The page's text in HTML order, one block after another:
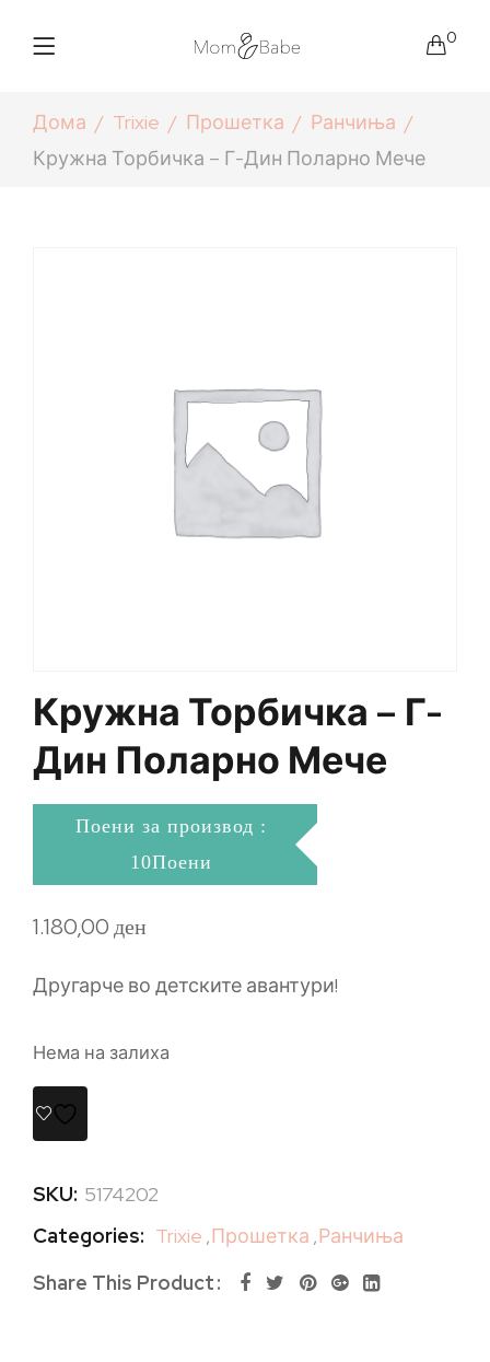
0
Дома Trixie Прошетка
Ранчиња
Кружна Торбичка – Г-Дин Поларно Мече
Кружна Торбичка – Г-
Дин Поларно Мече
Поени за производ :
10Поени
1.180,00ден
Другарче во детските авантури!
Нема на залиха
SKU: 5174202
Categories: Trixie ,Прошетка ,Ранчиња
Share This Product